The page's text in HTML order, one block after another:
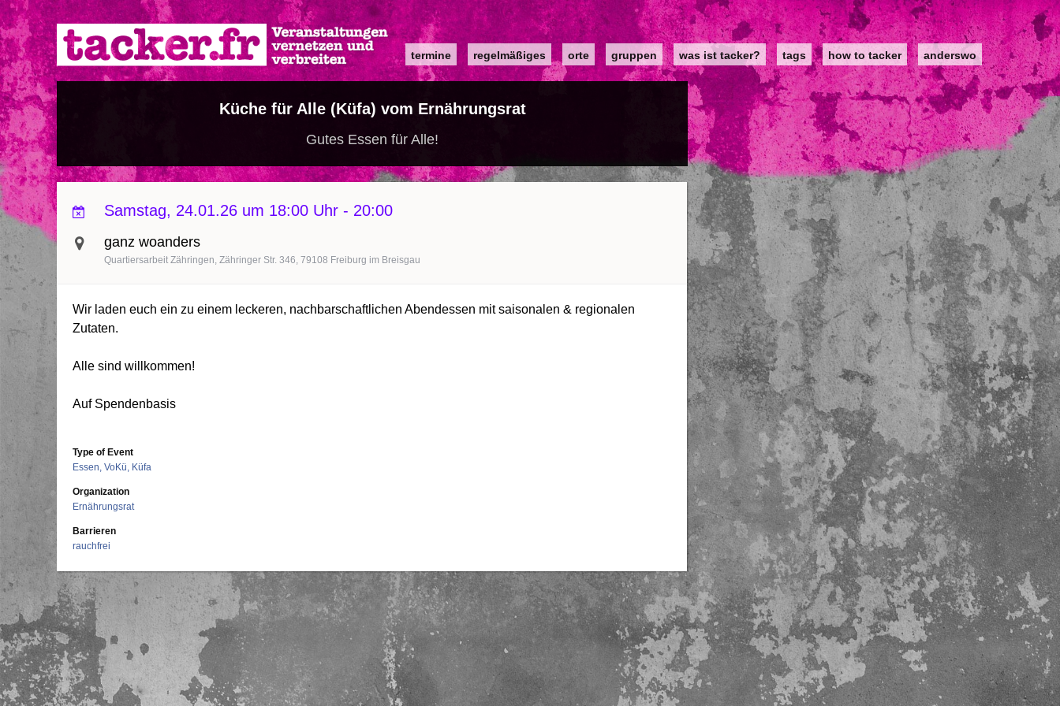
Direkt
zum
Inhalt
Main
navigation
termine regelmäßiges orte gruppen was ist tacker? tags how to tacker anderswo
Küche für Alle (Küfa) vom Ernährungsrat
Gutes Essen für Alle!
Samstag, 24.01.26 um 18:00 Uhr - 20:00
ganz woanders
Quartiersarbeit Zähringen, Zähringer Str. 346, 79108 Freiburg im Breisgau
Wir laden euch ein zu einem leckeren, nachbarschaftlichen Abendessen mit saisonalen & regionalen
Zutaten.
Alle sind willkommen!
Auf Spendenbasis
Type of Event
Essen, VoKü, Küfa
Organization
Ernährungsrat
Barrieren
rauchfrei